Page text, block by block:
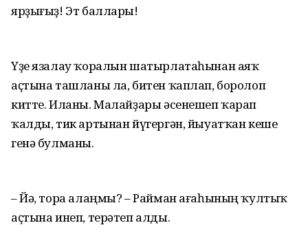
ярҙығыҙ! Эт баллары!
Үҙе язалау ҡоралын шатырлатаһынан аяҡ
аҫтына ташланы ла, битен ҡаплап, боролоп
китте. Иланы. Малайҙары әсенешеп ҡарап
ҡалды, тик артынан йүгергән, йыуатҡан кеше
генә булманы.
– Йә, тора алаңмы? – Райман ағаһының ҡултыҡ
аҫтына инеп, терәтеп алды.